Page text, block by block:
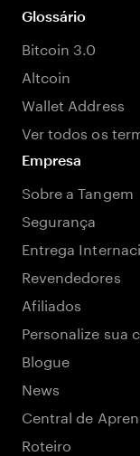
Glossário
Bitcoin 3.0
Altcoin
Wallet Address
Ver todos os
Empresa
Sobre a Tangem
Segurança
Entrega
Revendedores
Afiliados
Personalize sua
Blogue
News
Central de
Roteiro